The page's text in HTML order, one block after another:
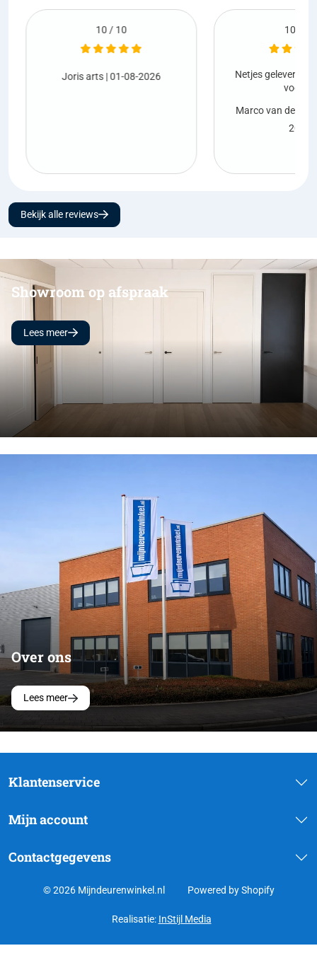
10 / 10
Joris arts| 01-08-2026
10 / 10
Netjes geleverd en
vooraf.
Marco van den
2026
Bekijk alle reviews
Showroom op afspraak
Lees meer
Over ons
Lees meer
Klantenservice
Mijn account
Contactgegevens
© 2026 Mijndeurenwinkel.nl Powered by Shopify
Realisatie: InStijl Media